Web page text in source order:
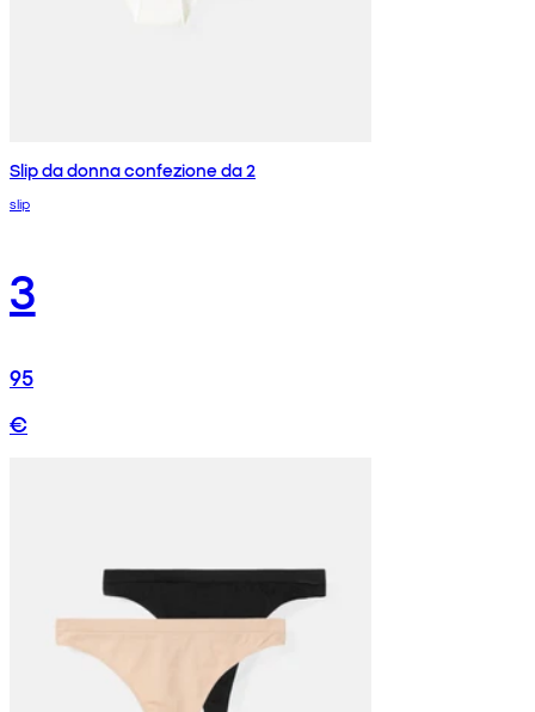
Slip da donna confezione da 2
slip
3
95
€